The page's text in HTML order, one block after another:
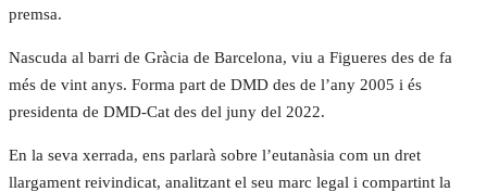
premsa.
Nascuda al barri de Gràcia de Barcelona, viu a Figueres des de fa
més de vint anys. Forma part de DMD des de l’any 2005 i és
presidenta de DMD-Cat des del juny del 2022.
En la seva xerrada, ens parlarà sobre l’eutanàsia com un dret
llargament reivindicat, analitzant el seu marc legal i compartint la